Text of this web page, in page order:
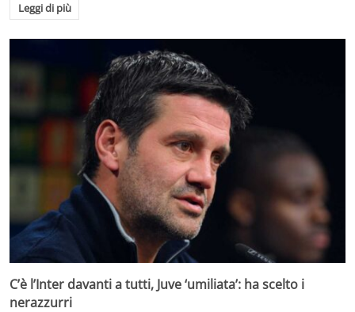
Leggi di più
C’è l’Inter davanti a tutti, Juve ‘umiliata’: ha scelto i
nerazzurri